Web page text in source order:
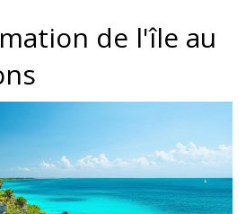
de l'île au